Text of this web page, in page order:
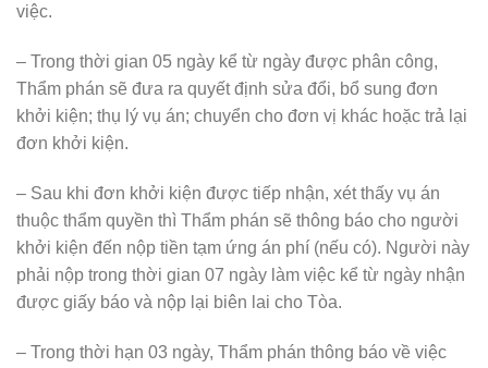
việc.
– Trong thời gian 05 ngày kể từ ngày được phân công,
Thẩm phán sẽ đưa ra quyết định sửa đổi, bổ sung đơn
khởi kiện; thụ lý vụ án; chuyển cho đơn vị khác hoặc trả lại
đơn khởi kiện.
– Sau khi đơn khởi kiện được tiếp nhận, xét thấy vụ án
thuộc thẩm quyền thì Thẩm phán sẽ thông báo cho người
khởi kiện đến nộp tiền tạm ứng án phí (nếu có). Người này
phải nộp trong thời gian 07 ngày làm việc kể từ ngày nhận
được giấy báo và nộp lại biên lai cho Tòa.
– Trong thời hạn 03 ngày, Thẩm phán thông báo về việc